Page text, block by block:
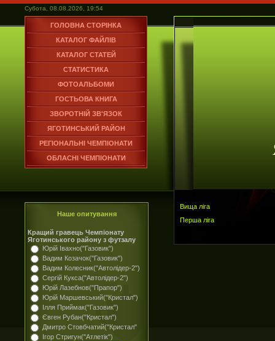
Субота, 08.08.2026, 19:54
ГОЛОВНА СТОРІНКА
КАТАЛОГ ФАЙЛІВ
КАТАЛОГ СТАТЕЙ
СТАТИСТИКА
ФОТОАЛЬБОМИ
ГОСТЬОВА КНИГА
ЗВОРОТНІЙ ЗВ'ЯЗОК
ЯГОТИНСЬКИЙ РАЙОН
РЕГІОНАЛЬНІ ЧЕМПІОНАТИ
ОБЛАСНІ ЧЕМПІОНАТИ
Наше опитування
Кращий гравець Чемпіонату
Яготинського району з футзалу
Юрій Івахно("Газовик")
Вадим Козачок("Газовик")
Вадим Колесник("Автолідер-2")
Сергій Кукса("Автолідер-2")
Юрій Лазебнов("Прапор")
Юрій Маршевський("Кристал")
Ілля Приймак("Газовик")
Євген Рубан("Кристал")
Дмитро Стовбчатий("Кристал"
Ігор Стригун("Атлетік")
Вища ліга
Перша ліга